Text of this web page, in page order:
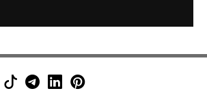
en Facebook
en Instagram
en X (Twitter)
Minuto30 en TikTok
Canal de Minuto30 en
Minuto30 en LinkedIn
Minuto30 en